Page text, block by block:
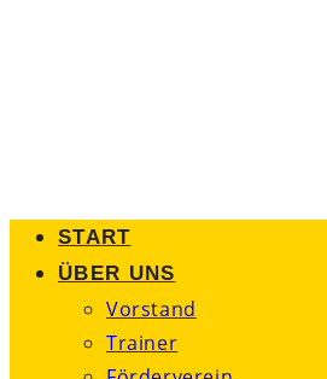
START
ÜBER UNS
Vorstand
Trainer